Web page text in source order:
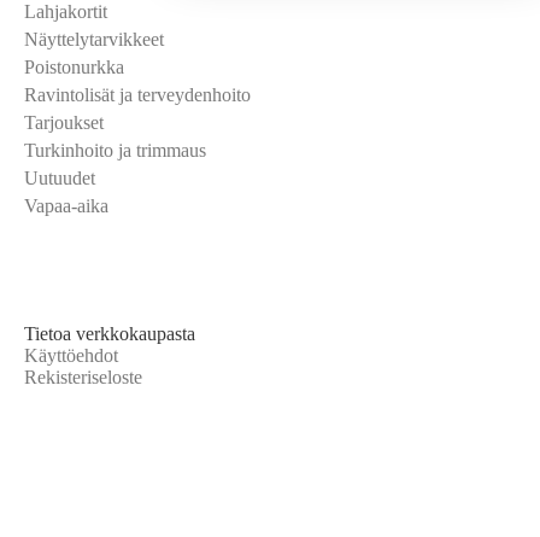
Lahjakortit
Näyttelytarvikkeet
Poistonurkka
Ravintolisät ja terveydenhoito
Tarjoukset
Turkinhoito ja trimmaus
Uutuudet
Vapaa-aika
Tietoa verkkokaupasta
Käyttöehdot
Rekisteriseloste